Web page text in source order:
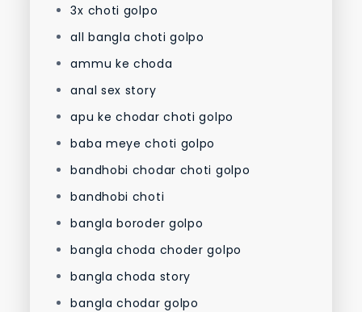
3x choti golpo
all bangla choti golpo
ammu ke choda
anal sex story
apu ke chodar choti golpo
baba meye choti golpo
bandhobi chodar choti golpo
bandhobi choti
bangla boroder golpo
bangla choda choder golpo
bangla choda story
bangla chodar golpo